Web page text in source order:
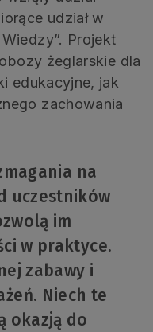
udział w
Projekt
żeglarskie dla
edukacyjne, jak
zachowania
na
uczestników
im
w praktyce.
zabawy i
Niech te
okazją do